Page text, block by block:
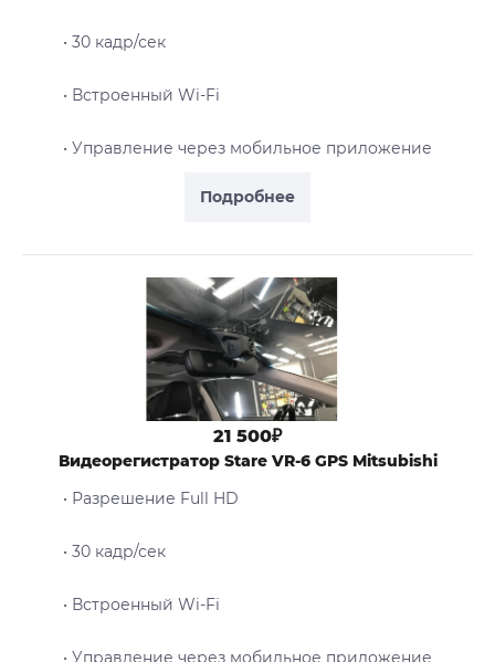
Подробнее
• 30 кадр/сек
• Встроенный Wi-Fi
• Управление через мобильное приложение
21 500₽
Видеорегистратор Stare VR-6 GPS Mitsubishi
• Разрешение Full HD
• 30 кадр/сек
• Встроенный Wi-Fi
• Управление через мобильное приложение